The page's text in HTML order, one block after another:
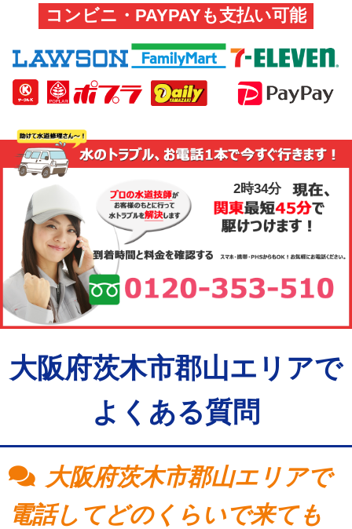
コンビニ・PAYPAYも支払い可能
2時34分
大阪府茨木市郡山エリアで
よくある質問
大阪府茨木市郡山エリアで
電話してどのくらいで来ても